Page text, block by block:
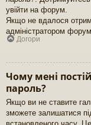
увійти на форум.
Якщо не вдалося
адміністратором
Догори
Чому мені
пароль?
Якщо ви не ставите
зможете залишатися